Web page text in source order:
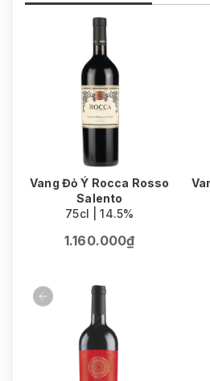
Vang Đỏ Ý Rocca Rosso
Salento
75cl | 14.5%
1.160.000₫